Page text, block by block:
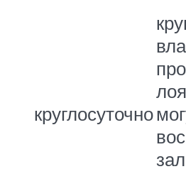
круглосуточно